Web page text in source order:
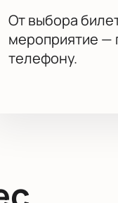
От выбора
мероприятие —
телефону.